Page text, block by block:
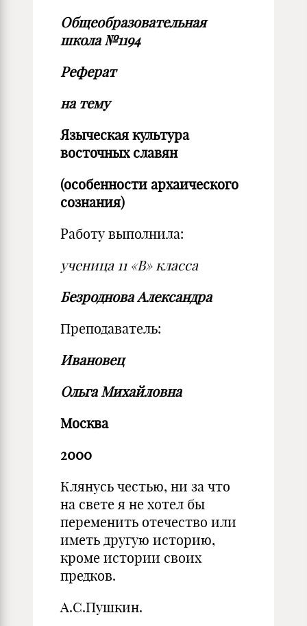
Общеобразовательная
школа №1194
Реферат
на тему
Языческая культура
восточных славян
(особенности архаического
сознания)
Работу выполнила:
ученица 11 «В» класса
Безроднова Александра
Преподаватель:
Ивановец
Ольга Михайловна
Москва
2000
Клянусь честью, ни за что
на свете я не хотел бы
переменить отечество или
иметь другую историю,
кроме истории своих
предков.
А.С.Пушкин.